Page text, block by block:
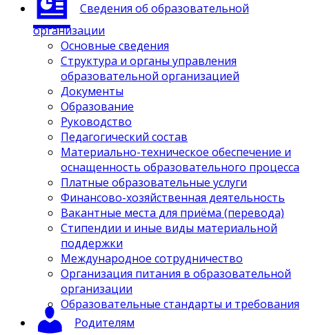
Сведения об образовательной
организации
Основные сведения
Структура и органы управления
образовательной организацией
Документы
Образование
Руководство
Педагогический состав
Материально-техническое обеспечение и
оснащенность образовательного процесса
Платные образовательные услуги
Финансово-хозяйственная деятельность
Вакантные места для приёма (перевода)
Стипендии и иные виды материальной
поддержки
Международное сотрудничество
Организация питания в образовательной
организации
Образовательные стандарты и требования
Родителям